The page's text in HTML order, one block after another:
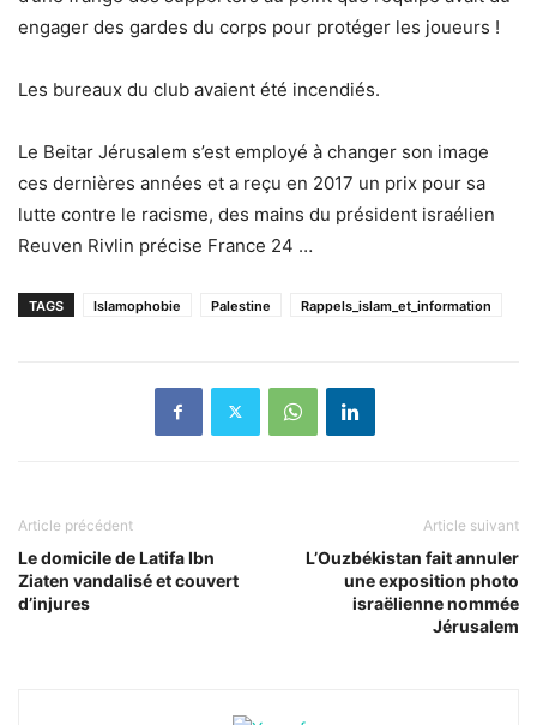
engager des gardes du corps pour protéger les joueurs !
Les bureaux du club avaient été incendiés.
Le Beitar Jérusalem s’est employé à changer son image
ces dernières années et a reçu en 2017 un prix pour sa
lutte contre le racisme, des mains du président israélien
Reuven Rivlin précise France 24 …
TAGS Islamophobie Palestine Rappels_islam_et_information
Article précédent
Le domicile de Latifa Ibn
Ziaten vandalisé et couvert
d’injures
Article suivant
L’Ouzbékistan fait annuler
une exposition photo
israëlienne nommée
Jérusalem